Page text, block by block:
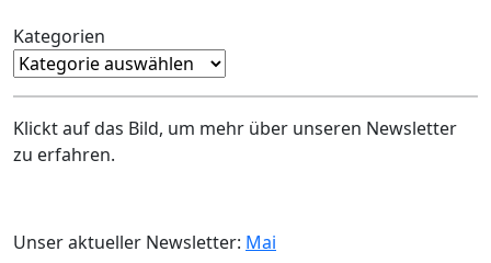
Kategorien
Klickt auf das Bild, um mehr über unseren Newsletter
zu erfahren.
Unser aktueller Newsletter: Mai